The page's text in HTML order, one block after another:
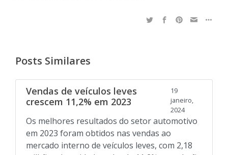
Posts Similares
Vendas de veículos leves
crescem 11,2% em 2023
19
janeiro,
2024
Os melhores resultados do setor automotivo
em 2023 foram obtidos nas vendas ao
mercado interno de veículos leves, com 2,18